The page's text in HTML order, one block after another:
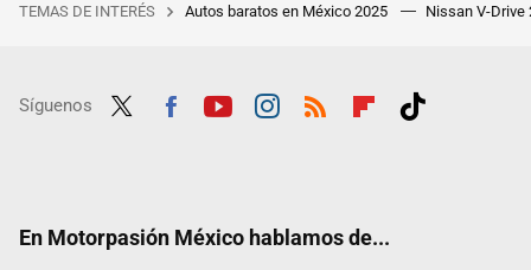
TEMAS DE INTERÉS Autos baratos en México 2025 Nissan V-Drive
Síguenos
En Motorpasión México hablamos de...